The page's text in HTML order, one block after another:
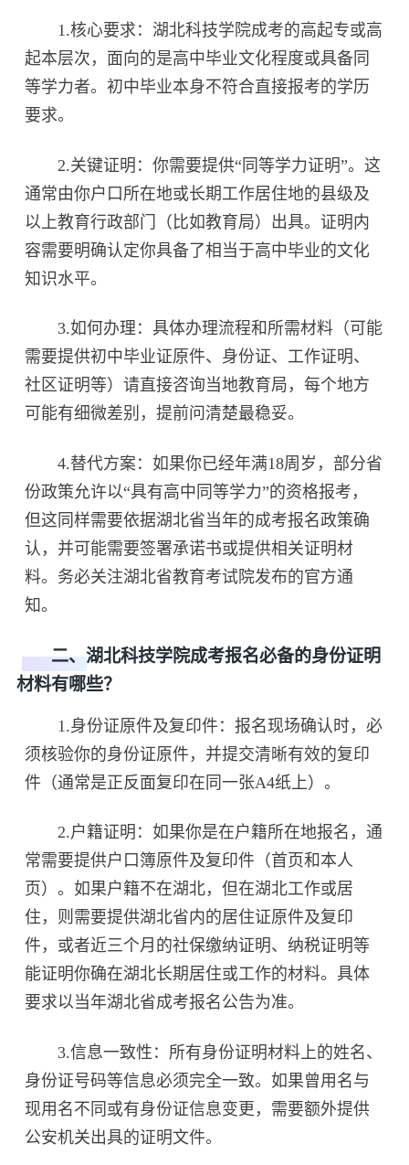
1.核心要求：湖北科技学院成考的高起专或高
起本层次，面向的是高中毕业文化程度或具备同
等学力者。初中毕业本身不符合直接报考的学历
要求。
2.关键证明：你需要提供“同等学力证明”。这
通常由你户口所在地或长期工作居住地的县级及
以上教育行政部门（比如教育局）出具。证明内
容需要明确认定你具备了相当于高中毕业的文化
知识水平。
3.如何办理：具体办理流程和所需材料（可能
需要提供初中毕业证原件、身份证、工作证明、
社区证明等）请直接咨询当地教育局，每个地方
可能有细微差别，提前问清楚最稳妥。
4.替代方案：如果你已经年满18周岁，部分省
份政策允许以“具有高中同等学力”的资格报考，
但这同样需要依据湖北省当年的成考报名政策确
认，并可能需要签署承诺书或提供相关证明材
料。务必关注湖北省教育考试院发布的官方通
知。
二、湖北科技学院成考报名必备的身份证明
材料有哪些？
1.身份证原件及复印件：报名现场确认时，必
须核验你的身份证原件，并提交清晰有效的复印
件（通常是正反面复印在同一张A4纸上）。
2.户籍证明：如果你是在户籍所在地报名，通
常需要提供户口簿原件及复印件（首页和本人
页）。如果户籍不在湖北，但在湖北工作或居
住，则需要提供湖北省内的居住证原件及复印
件，或者近三个月的社保缴纳证明、纳税证明等
能证明你确在湖北长期居住或工作的材料。具体
要求以当年湖北省成考报名公告为准。
3.信息一致性：所有身份证明材料上的姓名、
身份证号码等信息必须完全一致。如果曾用名与
现用名不同或有身份证信息变更，需要额外提供
公安机关出具的证明文件。